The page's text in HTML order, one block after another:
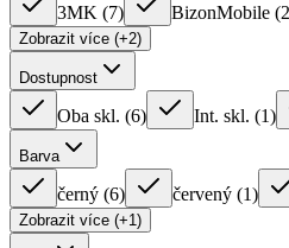
3MK (7) BizonMobile (2
Zobrazit více (+2)
Dostupnost
Oba skl. (6) Int. skl. (1)
Barva
černý (6) červený (1)
Zobrazit více (+1)